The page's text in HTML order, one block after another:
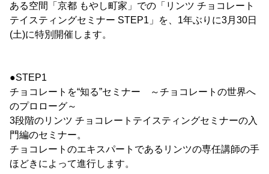
ある空間「京都 もやし町家」での「リンツ チョコレート
テイスティングセミナー STEP1」を、1年ぶりに3月30日
(土)に特別開催します。
●STEP1
チョコレートを“知る”セミナー ～チョコレートの世界へ
のプロローグ～
3段階のリンツ チョコレートテイスティングセミナーの入
門編のセミナー。
チョコレートのエキスパートであるリンツの専任講師の手
ほどきによって進行します。